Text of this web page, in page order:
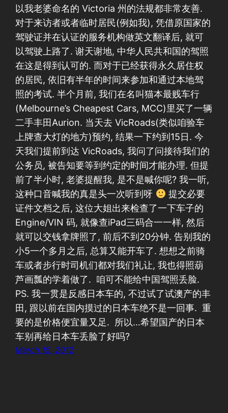
以我老婆命名的 Victoria 州的法规都非常友善.
对于来访者或者临时居民(例如我), 凭借原国家的
驾驶证并在认证的服务机构做英文翻译后, 就可
以驾驶上路了. 谢天谢地, 中华人民共和国的驾照
在这是得到认可的. 而对于已经获得永久居住权
的居民, 依旧有半年的时间来参加和通过本地驾
照的考试. 半个月前, 我们在名叫猫本最贱车行
(Melbourne’s Cheapest Cars, MCC)里买了一辆
二手丰田Aurion. 当天去 VicRoads(类似咱验车
上牌查大灯的地方)预约, 结果一下约到15日. 今
天我们提前到达 VicRoads, 我问了问接待我们的
公务员, 被告知要等到约定的时间才能办理. 但提
前了半小时, 老婆提醒我, 是不是喊你呢? 我一听,
这种口音喊我的真是头一次听到呀
提交必要
证件文档之后, 这位大姐出来检查了一下车子的
Engine/VIN 码, 就像查iPad三码合一一样, 然后
就可以交钱拿牌照了, 前后不到20分钟. 告别我的
小5一个多月之后, 总算又能开车了. 想想之前骑
车或者步行时司机们都对我们礼让, 我也得照葫
芦画瓢的学着做了. 咱可不能给中国驾照丢脸.
PS. 我一贯是反感日本车的, 不过试了试澳产的丰
田, 跟以前在国内摸过的日本车绝不是一回事. 重
要的是价格便宜量又足. 所以…希望国产的日本
车别再给日本车丢脸了好吗?
March 15, 2012